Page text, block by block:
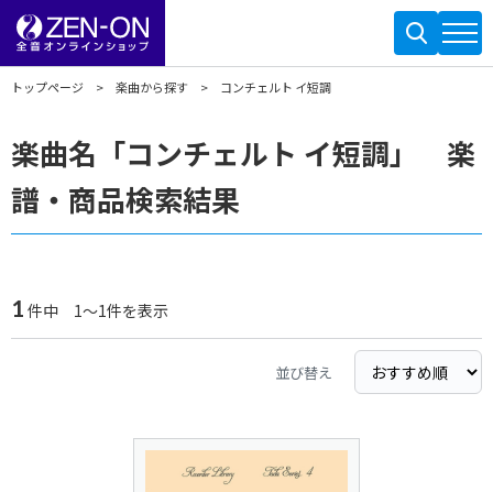
トップページ 楽曲から探す コンチェルト イ短調
楽曲名「コンチェルト イ短調」 楽
譜・商品検索結果
1 件中 1～1件を表示
並び替え